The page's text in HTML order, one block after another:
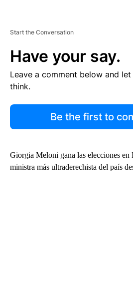
Start the Conversation
Have your say.
Leave a comment below and
think.
Be the first to
Giorgia Meloni gana las elecciones en
ministra más ultraderechista del país